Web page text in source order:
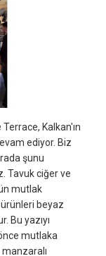
Kalkan'ın
ediyor. Biz
şunu
Tavuk ciğer ve
mutlak
ürünleri beyaz
Bu yazıyı
mutlaka